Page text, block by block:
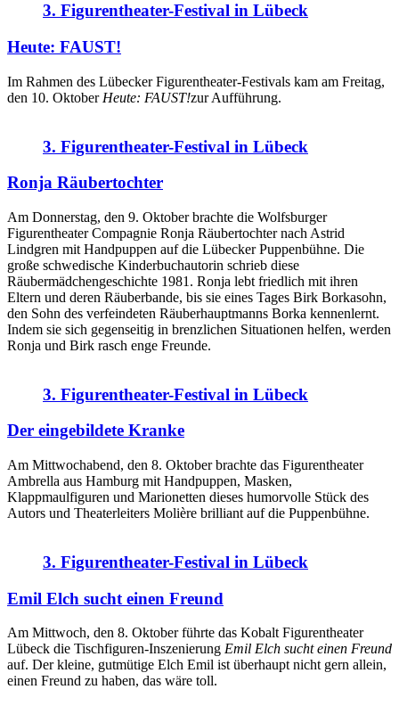
3. Figurentheater-Festival in Lübeck
Heute: FAUST!
Im Rahmen des Lübecker Figurentheater-Festivals kam am Freitag,
den 10. Oktober Heute: FAUST!zur Aufführung.
3. Figurentheater-Festival in Lübeck
Ronja Räubertochter
Am Donnerstag, den 9. Oktober brachte die Wolfsburger
Figurentheater Compagnie Ronja Räubertochter nach Astrid
Lindgren mit Handpuppen auf die Lübecker Puppenbühne. Die
große schwedische Kinderbuchautorin schrieb diese
Räubermädchengeschichte 1981. Ronja lebt friedlich mit ihren
Eltern und deren Räuberbande, bis sie eines Tages Birk Borkasohn,
den Sohn des verfeindeten Räuberhauptmanns Borka kennenlernt.
Indem sie sich gegenseitig in brenzlichen Situationen helfen, werden
Ronja und Birk rasch enge Freunde.
3. Figurentheater-Festival in Lübeck
Der eingebildete Kranke
Am Mittwochabend, den 8. Oktober brachte das Figurentheater
Ambrella aus Hamburg mit Handpuppen, Masken,
Klappmaulfiguren und Marionetten dieses humorvolle Stück des
Autors und Theaterleiters Molière brilliant auf die Puppenbühne.
3. Figurentheater-Festival in Lübeck
Emil Elch sucht einen Freund
Am Mittwoch, den 8. Oktober führte das Kobalt Figurentheater
Lübeck die Tischfiguren-Inszenierung Emil Elch sucht einen Freund
auf. Der kleine, gutmütige Elch Emil ist überhaupt nicht gern allein,
einen Freund zu haben, das wäre toll.